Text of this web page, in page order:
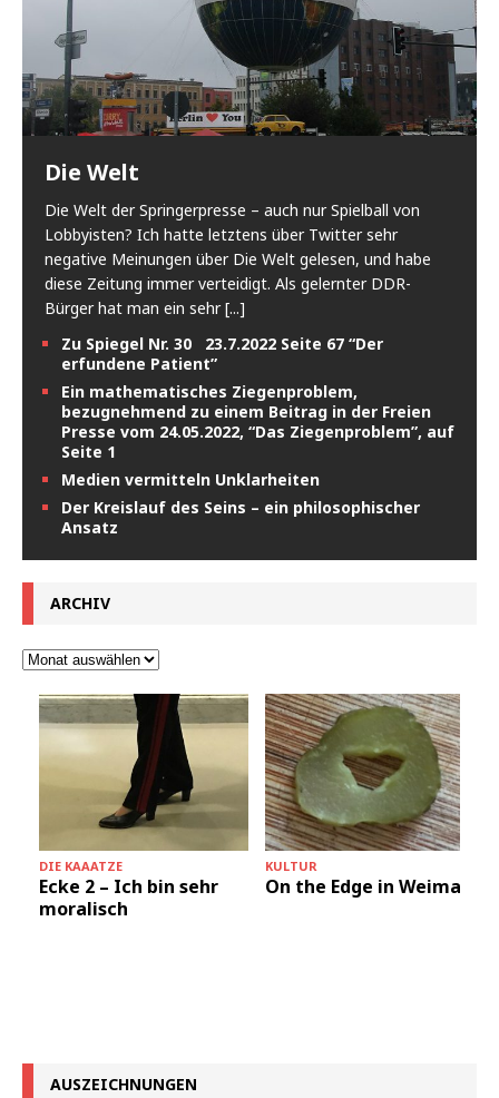
Die Welt
Die Welt der Springerpresse – auch nur Spielball von
Lobbyisten? Ich hatte letztens über Twitter sehr
negative Meinungen über Die Welt gelesen, und habe
diese Zeitung immer verteidigt. Als gelernter DDR-
Bürger hat man ein sehr[...]
Zu Spiegel Nr. 30 23.7.2022 Seite 67 “Der
erfundene Patient”
Ein mathematisches Ziegenproblem,
bezugnehmend zu einem Beitrag in der Freien
Presse vom 24.05.2022, “Das Ziegenproblem”, auf
Seite 1
Medien vermitteln Unklarheiten
Der Kreislauf des Seins – ein philosophischer
Ansatz
ARCHIV
DIE KAAATZE
Ecke 2 – Ich bin sehr
moralisch
KULTUR
On the Edge in Weimar
AUSZEICHNUNGEN